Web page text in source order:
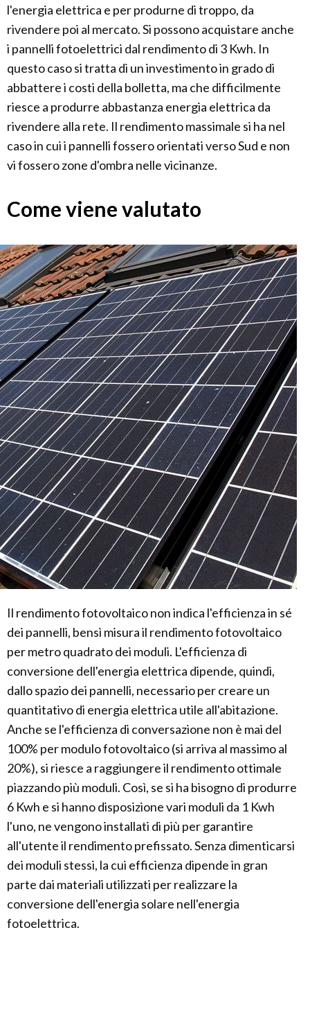
l'energia elettrica e per produrne di troppo, da
rivendere poi al mercato. Si possono acquistare anche
i pannelli fotoelettrici dal rendimento di 3 Kwh. In
questo caso si tratta di un investimento in grado di
abbattere i costi della bolletta, ma che difficilmente
riesce a produrre abbastanza energia elettrica da
rivendere alla rete. Il rendimento massimale si ha nel
caso in cui i pannelli fossero orientati verso Sud e non
vi fossero zone d'ombra nelle vicinanze.
Come viene valutato
Il rendimento fotovoltaico non indica l'efficienza in sé
dei pannelli, bensì misura il rendimento fotovoltaico
per metro quadrato dei moduli. L'efficienza di
conversione dell'energia elettrica dipende, quindi,
dallo spazio dei pannelli, necessario per creare un
quantitativo di energia elettrica utile all'abitazione.
Anche se l'efficienza di conversazione non è mai del
100% per modulo fotovoltaico (si arriva al massimo al
20%), si riesce a raggiungere il rendimento ottimale
piazzando più moduli. Così, se si ha bisogno di produrre
6 Kwh e si hanno disposizione vari moduli da 1 Kwh
l'uno, ne vengono installati di più per garantire
all'utente il rendimento prefissato. Senza dimenticarsi
dei moduli stessi, la cui efficienza dipende in gran
parte dai materiali utilizzati per realizzare la
conversione dell'energia solare nell'energia
fotoelettrica.